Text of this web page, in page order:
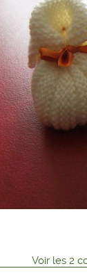
Voir les 2